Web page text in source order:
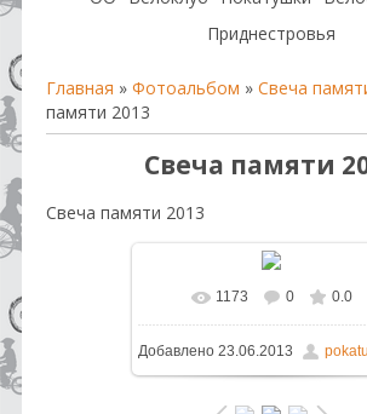
Приднестровья
Главная » Фотоальбом » Свеча
памяти 2013
Свеча памяти
Свеча памяти 2013
В реальном размере
/ 244.9Kb
1173 0 0.0
Добавлено 23.06.2013